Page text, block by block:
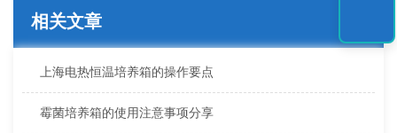
相关文章
上海电热恒温培养箱的操作要点
霉菌培养箱的使用注意事项分享